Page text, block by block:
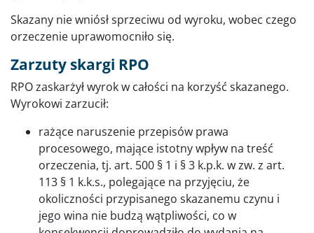
Skazany nie wniósł sprzeciwu od wyroku, wobec czego
orzeczenie uprawomocniło się.
Zarzuty skargi RPO
RPO zaskarżył wyrok w całości na korzyść skazanego.
Wyrokowi zarzucił:
rażące naruszenie przepisów prawa
procesowego, mające istotny wpływ na treść
orzeczenia, tj. art. 500 § 1 i § 3 k.p.k. w zw. z art.
113 § 1 k.k.s., polegające na przyjęciu, że
okoliczności przypisanego skazanemu czynu i
jego wina nie budzą wątpliwości, co w